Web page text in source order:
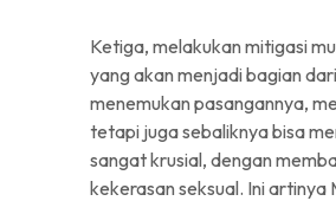
Ketiga, melakukan mitigasi
yang akan menjadi bagian
menemukan pasangannya,
tetapi juga sebaliknya bisa
sangat krusial, dengan
kekerasan seksual. Ini